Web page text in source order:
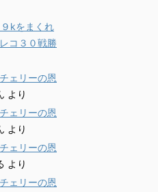
kをまくれ
コ３０戦勝
ェリーの恩
より
ェリーの恩
より
ェリーの恩
より
ェリーの恩